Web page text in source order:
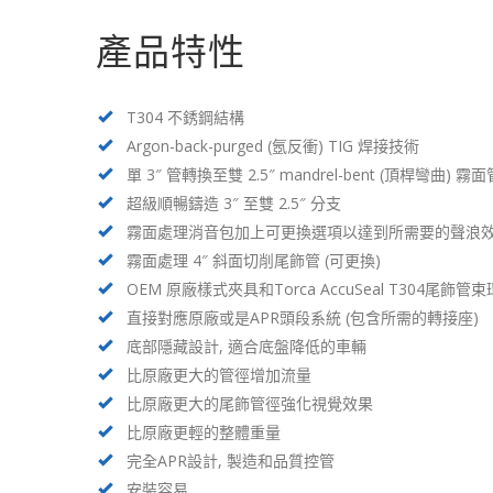
產品特性
T304 不銹鋼結構
Argon-back-purged (氬反衝) TIG 焊接技術
單 3″ 管轉換至雙 2.5″ mandrel-bent (頂桿彎曲) 霧面
超級順暢鑄造 3″ 至雙 2.5″ 分支
霧面處理消音包加上可更換選項以達到所需要的聲浪
霧面處理 4″ 斜面切削尾飾管 (可更換)
OEM 原廠樣式夾具和Torca AccuSeal T304尾飾管束
直接對應原廠或是APR頭段系統 (包含所需的轉接座)
底部隱藏設計, 適合底盤降低的車輛
比原廠更大的管徑增加流量
比原廠更大的尾飾管徑強化視覺效果
比原廠更輕的整體重量
完全APR設計, 製造和品質控管